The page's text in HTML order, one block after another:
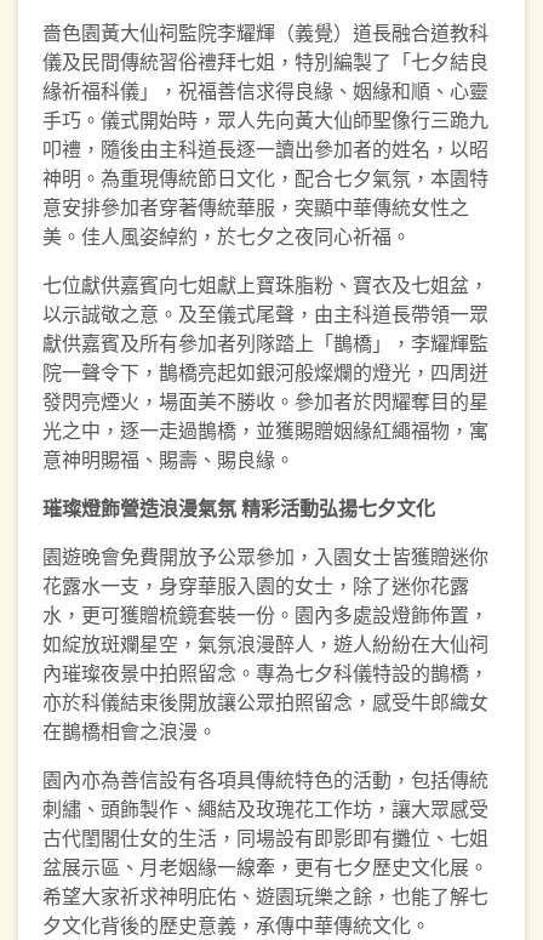
嗇色園黃大仙祠監院李耀輝（義覺）道長融合道教科
儀及民間傳統習俗禮拜七姐，特別編製了「七夕結良
緣祈福科儀」，祝福善信求得良緣、姻緣和順、心靈
手巧。儀式開始時，眾人先向黃大仙師聖像行三跪九
叩禮，隨後由主科道長逐一讀出參加者的姓名，以昭
神明。為重現傳統節日文化，配合七夕氣氛，本園特
意安排參加者穿著傳統華服，突顯中華傳統女性之
美。佳人風姿綽約，於七夕之夜同心祈福。
七位獻供嘉賓向七姐獻上寶珠脂粉、寶衣及七姐盆，
以示誠敬之意。及至儀式尾聲，由主科道長帶領一眾
獻供嘉賓及所有參加者列隊踏上「鵲橋」，李耀輝監
院一聲令下，鵲橋亮起如銀河般燦爛的燈光，四周迸
發閃亮煙火，場面美不勝收。參加者於閃耀奪目的星
光之中，逐一走過鵲橋，並獲賜贈姻緣紅繩福物，寓
意神明賜福、賜壽、賜良緣。
璀璨燈飾營造浪漫氣氛精彩活動弘揚七夕文化
園遊晚會免費開放予公眾參加，入園女士皆獲贈迷你
花露水一支，身穿華服入園的女士，除了迷你花露
水，更可獲贈梳鏡套裝一份。園內多處設燈飾佈置，
如綻放斑斕星空，氣氛浪漫醉人，遊人紛紛在大仙祠
內璀璨夜景中拍照留念。專為七夕科儀特設的鵲橋，
亦於科儀結束後開放讓公眾拍照留念，感受牛郎織女
在鵲橋相會之浪漫。
園內亦為善信設有各項具傳統特色的活動，包括傳統
刺繡、頭飾製作、繩結及玫瑰花工作坊，讓大眾感受
古代閨閣仕女的生活，同場設有即影即有攤位、七姐
盆展示區、月老姻緣一線牽，更有七夕歷史文化展。
希望大家祈求神明庇佑、遊園玩樂之餘，也能了解七
夕文化背後的歷史意義，承傳中華傳統文化。